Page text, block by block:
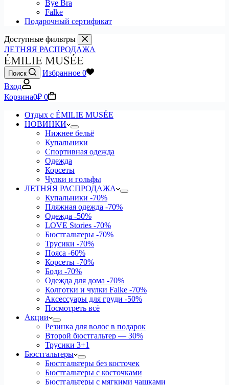
Bye Bra
Falke
Подарочный сертификат
Доступные фильтры
ЛЕТНЯЯ РАСПРОДАЖА
Поиск Избранное 0
Вход
Корзина0₽ 0
Отдых с ÉMILIE MUSÉE
НОВИНКИ
Нижнее бельё
Купальники
Спортивная одежда
Одежда
Корсеты
Чулки и гольфы
ЛЕТНЯЯ РАСПРОДАЖА
Купальники -70%
Пляжная одежда -70%
Одежда -50%
LOVE Stories -70%
Бюстгальтеры -70%
Трусики -70%
Пояса -60%
Корсеты -70%
Боди -70%
Одежда для дома -70%
Колготки и чулки Falke -70%
Аксессуары для груди -50%
Посмотреть всё
Акции
Резинка для волос в подарок
Второй бюстгальтер — 30%
Трусики 3+1
Бюстгальтеры
Бюстгальтеры без косточек
Бюстгальтеры с косточками
Бюстгальтеры с мягкими чашками